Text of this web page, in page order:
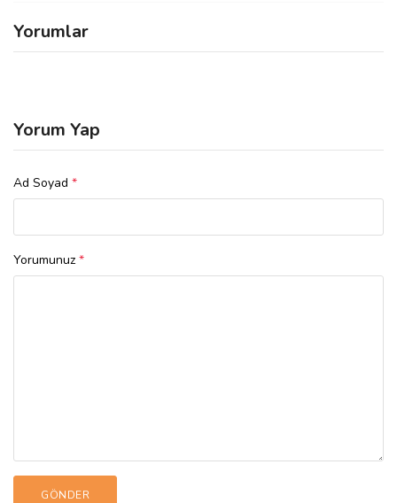
Yorumlar
Yorum Yap
Ad Soyad *
Yorumunuz *
GÖNDER